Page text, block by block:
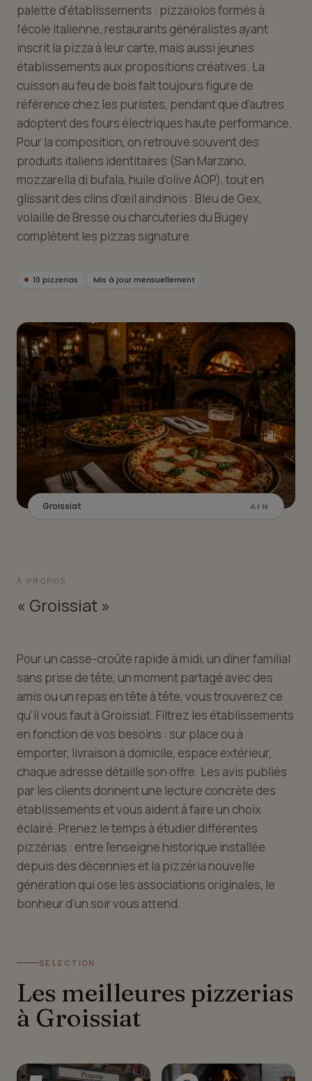
palette d'établissements : pizzaïolos formés à
l'école italienne, restaurants généralistes ayant
inscrit la pizza à leur carte, mais aussi jeunes
établissements aux propositions créatives. La
cuisson au feu de bois fait toujours figure de
référence chez les puristes, pendant que d'autres
adoptent des fours électriques haute performance.
Pour la composition, on retrouve souvent des
produits italiens identitaires (San Marzano,
mozzarella di bufala, huile d'olive AOP), tout en
glissant des clins d'œil aindinois : Bleu de Gex,
volaille de Bresse ou charcuteries du Bugey
complètent les pizzas signature.
10 pizzerias Mis à jour mensuellement
Groissiat AIN
À PROPOS
« Groissiat »
Pour un casse-croûte rapide à midi, un dîner familial
sans prise de tête, un moment partagé avec des
amis ou un repas en tête à tête, vous trouverez ce
qu'il vous faut à Groissiat. Filtrez les établissements
en fonction de vos besoins : sur place ou à
emporter, livraison à domicile, espace extérieur,
chaque adresse détaille son offre. Les avis publiés
par les clients donnent une lecture concrète des
établissements et vous aident à faire un choix
éclairé. Prenez le temps à étudier différentes
pizzérias : entre l'enseigne historique installée
depuis des décennies et la pizzéria nouvelle
génération qui ose les associations originales, le
bonheur d'un soir vous attend.
SÉLECTION
Les meilleures pizzerias
à Groissiat